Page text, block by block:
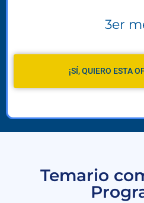
3er
¡SÍ, QUIERO ESTA
Temario